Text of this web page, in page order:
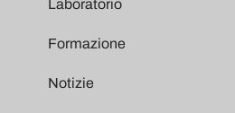
Laboratorio
Formazione
Notizie